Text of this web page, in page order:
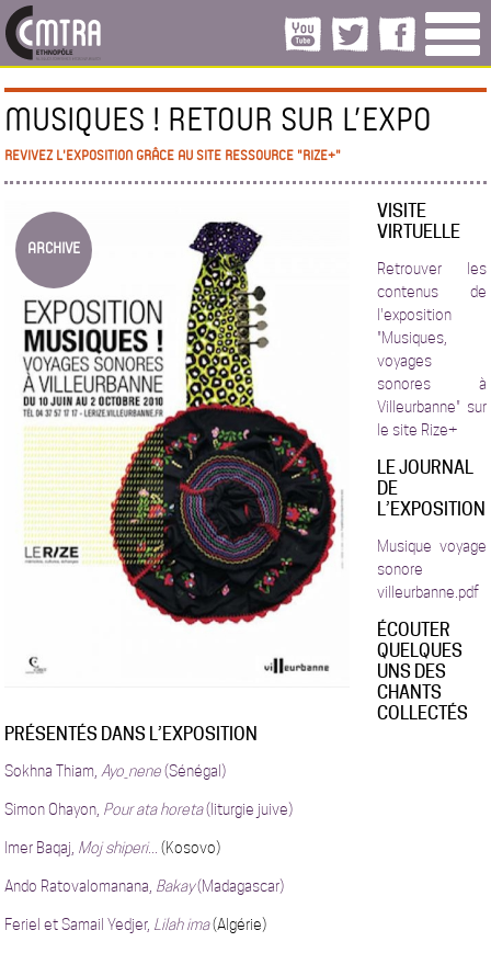
MUSIQUES ! RETOUR SUR L’EXPO
REVIVEZ L'EXPOSITION GRÂCE AU SITE RESSOURCE "RIZE+"
ARCHIVE
VISITE
VIRTUELLE
Retrouver les
contenus de
l'exposition
"Musiques,
voyages
sonores à
Villeurbanne" sur
le site Rize+
LE JOURNAL
DE
L’EXPOSITION
Musique voyage
sonore
villeurbanne.pdf
ÉCOUTER
QUELQUES
UNS DES
CHANTS
COLLECTÉS
PRÉSENTÉS DANS L’EXPOSITION
Sokhna Thiam, Ayo_nene(Sénégal)
Simon Ohayon, Pour ata horeta(liturgie juive)
Imer Baqaj, Moj shiperi... (Kosovo)
Ando Ratovalomanana, Bakay(Madagascar)
Feriel et Samail Yedjer, Lilah ima(Algérie)